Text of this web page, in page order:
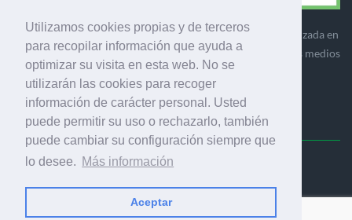
Utilizamos cookies propias y de terceros
para recopilar información que ayuda a
optimizar su visita en esta web. No se
utilizarán las cookies para recoger
información de carácter personal. Usted
puede permitir su uso o rechazarlo, también
puede cambiar su configuración siempre que
lo desee. Más información
Aceptar
Ediciones Industria Gráfica es una empresa editora especializada en
el mercado de la comunicación gráfica que engloba diversos medios
profesionales especializados en el mercado gráfico, la
comunicación visual y el envasado.
Ediciones Industria Gráfica, S.C.P.
Calle Fluvià 257, bajos, 08020 Barcelona (España)